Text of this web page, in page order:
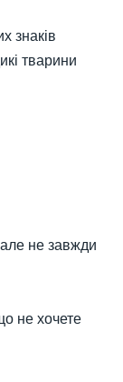
знаків
тварини
не завжди
не хочете